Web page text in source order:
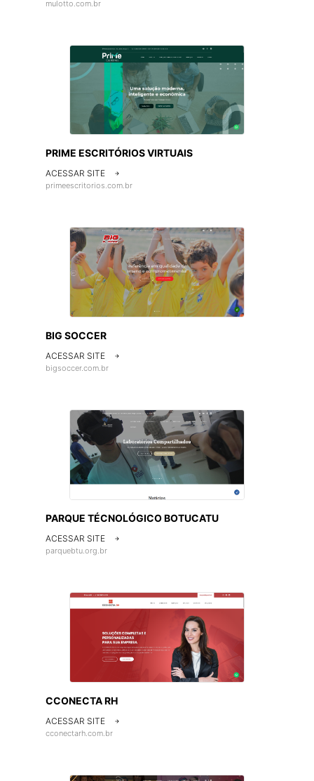
mulotto.com.br
PRIME ESCRITÓRIOS VIRTUAIS
ACESSAR SITE 
primeescritorios.com.br
BIG SOCCER
ACESSAR SITE 
bigsoccer.com.br
PARQUE TÉCNOLÓGICO BOTUCATU
ACESSAR SITE 
parquebtu.org.br
CCONECTA RH
ACESSAR SITE 
cconectarh.com.br